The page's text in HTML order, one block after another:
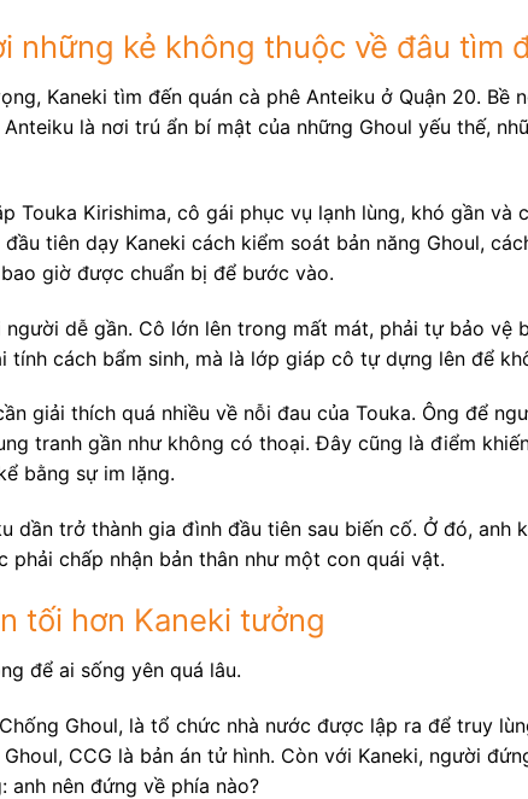
những kẻ không thuộc về đâu tìm
Kaneki tìm đến quán cà phê Anteiku ở Quận 20. Bề
là nơi trú ẩn bí mật của những Ghoul yếu thế,
Touka Kirishima, cô gái phục vụ lạnh lùng, khó gần
tiên dạy Kaneki cách kiểm soát bản năng Ghoul,
giờ được chuẩn bị để bước vào.
người dễ gần. Cô lớn lên trong mất mát, phải tự bảo vệ
tính cách bẩm sinh, mà là lớp giáp cô tự dựng lên để
giải thích quá nhiều về nỗi đau của Touka. Ông để
tranh gần như không có thoại. Đây cũng là điểm
bằng sự im lặng.
dần trở thành gia đình đầu tiên sau biến cố. Ở đó,
phải chấp nhận bản thân như một con quái vật.
tối hơn Kaneki tưởng
để ai sống yên quá lâu.
Ghoul, là tổ chức nhà nước được lập ra để truy
CCG là bản án tử hình. Còn với Kaneki, người
anh nên đứng về phía nào?